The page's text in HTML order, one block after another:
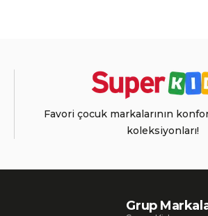
Favori çocuk markalarının
koleksiyonları!
Grup